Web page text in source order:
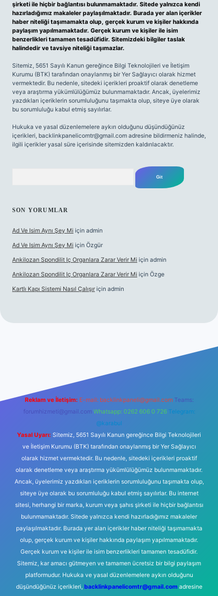
şirketi ile hiçbir bağlantısı bulunmamaktadır. Sitede yalnızca kendi
hazırladığımız makaleler paylaşılmaktadır. Burada yer alan içerikler
haber niteliği taşımamakta olup, gerçek kurum ve kişiler hakkında
paylaşım yapılmamaktadır. Gerçek kurum ve kişiler ile isim
benzerlikleri tamamen tesadüfidir. Sitemizdeki bilgiler taslak
halindedir ve tavsiye niteliği taşımazlar.
Sitemiz, 5651 Sayılı Kanun gereğince Bilgi Teknolojileri ve İletişim
Kurumu (BTK) tarafından onaylanmış bir Yer Sağlayıcı olarak hizmet
vermektedir. Bu nedenle, sitedeki içerikleri proaktif olarak denetleme
veya araştırma yükümlülüğümüz bulunmamaktadır. Ancak, üyelerimiz
yazdıkları içeriklerin sorumluluğunu taşımakta olup, siteye üye olarak
bu sorumluluğu kabul etmiş sayılırlar.
Hukuka ve yasal düzenlemelere aykırı olduğunu düşündüğünüz
içerikleri, backlinkpanelicomtr@gmail.com adresine bildirmeniz halinde,
ilgili içerikler yasal süre içerisinde sitemizden kaldırılacaktır.
SON YORUMLAR
Ad Ve Isim Aynı Şey Mi için admin
Ad Ve Isim Aynı Şey Mi için Özgür
Ankilozan Spondilit Iç Organlara Zarar Verir Mi için admin
Ankilozan Spondilit Iç Organlara Zarar Verir Mi için Özge
Kartlı Kapı Sistemi Nasıl Çalışır için admin
Reklam ve İletişim: E-mail: backlinkpaneli@gmail.com Teams:
forumhizmeti@gmail.com Whatsapp: 0262 606 0 726 Telegram:
@karabul
Yasal Uyarı: Sitemiz, 5651 Sayılı Kanun gereğince Bilgi Teknolojileri
ve İletişim Kurumu (BTK) tarafından onaylanmış bir Yer Sağlayıcı
olarak hizmet vermektedir. Bu nedenle, sitedeki içerikleri proaktif
olarak denetleme veya araştırma yükümlülüğümüz bulunmamaktadır.
Ancak, üyelerimiz yazdıkları içeriklerin sorumluluğunu taşımakta olup,
siteye üye olarak bu sorumluluğu kabul etmiş sayılırlar. Bu internet
sitesi, herhangi bir marka, kurum veya şahıs şirketi ile hiçbir bağlantısı
bulunmamaktadır. Sitede yalnızca kendi hazırladığımız makaleler
paylaşılmaktadır. Burada yer alan içerikler haber niteliği taşımamakta
olup, gerçek kurum ve kişiler hakkında paylaşım yapılmamaktadır.
Gerçek kurum ve kişiler ile isim benzerlikleri tamamen tesadüfidir.
Sitemiz, kar amacı gütmeyen ve tamamen ücretsiz bir bilgi paylaşım
platformudur. Hukuka ve yasal düzenlemelere aykırı olduğunu
düşündüğünüz içerikleri, backlinkpanelicomtr@gmail.comadresine